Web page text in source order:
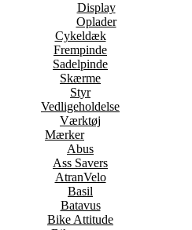
Display
Oplader
Cykeldæk
Frempinde
Sadelpinde
Skærme
Styr
Vedligeholdelse
Værktøj
Mærker
Abus
Ass Savers
AtranVelo
Basil
Batavus
Bike Attitude